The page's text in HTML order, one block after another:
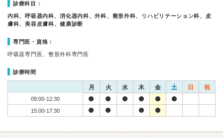
診療科目：
内科、呼吸器内科、消化器内科、外科、整形外科、リハビリテーション科、皮
膚科、美容皮膚科、健康診断
専門医・資格：
呼吸器専門医、整形外科専門医
診療時間
月 火 水 木 金 土 日 祝
09:00-12:30
15:00-17:30